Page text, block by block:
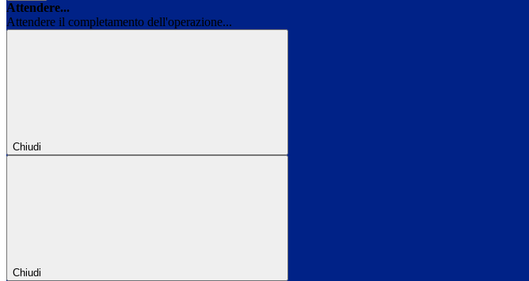
Attendere...
Attendere il completamento dell'operazione...
Chiudi
Chiudi